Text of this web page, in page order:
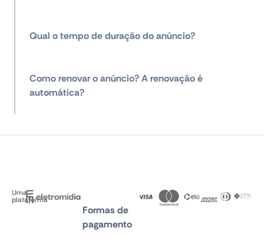
Qual o tempo de duração do anúncio?
Como renovar o anúncio? A renovação é
automática?
Uma
plataforma
Formas de
pagamento